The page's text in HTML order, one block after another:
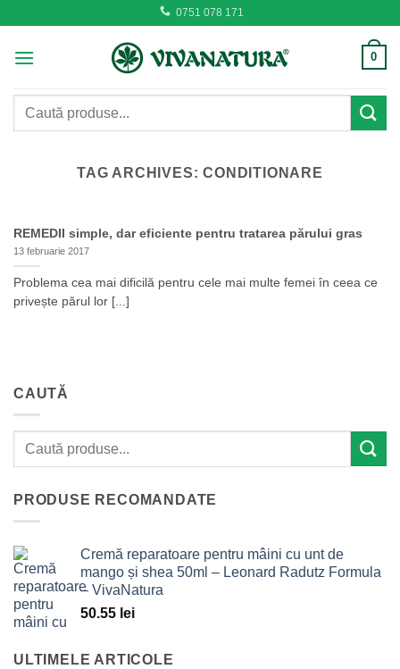
content
0751 078 171
0
Caută
TAG ARCHIVES:CONDITIONARE
REMEDII simple, dar eficiente pentru tratarea părului gras
13 februarie 2017
Problema cea mai dificilă pentru cele mai multe femei în ceea ce
privește părul lor [...]
CAUTĂ
PRODUSE RECOMANDATE
Cremă reparatoare pentru mâini cu unt de
mango și shea 50ml – Leonard Radutz Formula
– VivaNatura
50.55 lei
ULTIMELE ARTICOLE